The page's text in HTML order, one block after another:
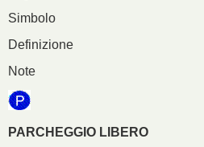
Simbolo
Definizione
Note
PARCHEGGIO LIBERO